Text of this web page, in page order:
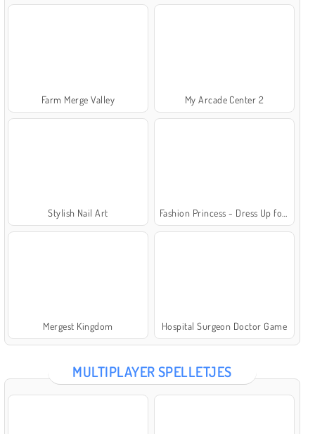
Farm Merge Valley My Arcade Center 2
Stylish Nail Art
Mergest Kingdom Hospital Surgeon Doctor Game
MULTIPLAYER SPELLETJES